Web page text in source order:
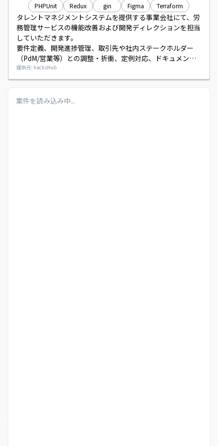
PHPUnit Redux gin Figma Terraform
タレントマネジメントシステムを提供する事業会社にて、労
務管理サービスの機能改善および開発ディレクションを担当
していただきます。
要件定義、開発進捗管理、取引先や社内ステークホルダー
（PdM/営業等）との調整・折衝、定例対応、ドキュメント
整備や他ディレクターのサポート業務を行っていただきま
す。
提供元: hacksHub
案件を読み込み中...